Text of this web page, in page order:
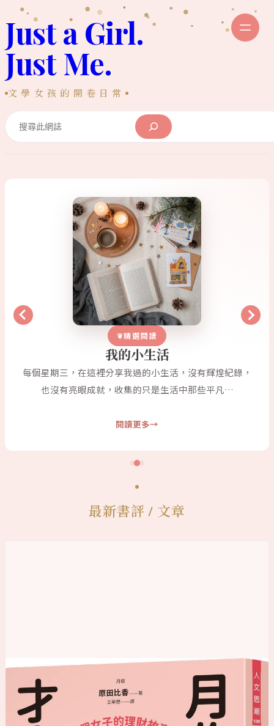
至
主
內
容
Just a Girl.
Just Me.
文學女孩的開卷日常
精選閱讀
我的小生活
每個星期三，在這裡分享我過的小生活，沒有輝煌紀錄，
也沒有亮眼成就，收集的只是生活中那些平凡…
閱讀更多
最新書評 / 文章